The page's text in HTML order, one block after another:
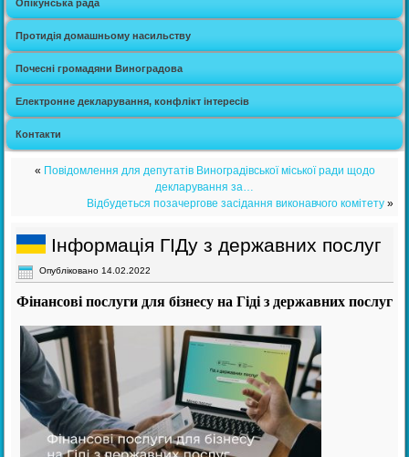
Опікунська рада
Протидія домашньому насильству
Почесні громадяни Виноградова
Електронне декларування, конфлікт інтересів
Контакти
« Повідомлення для депутатів Виноградівської міської ради щодо
декларування за…
Відбудеться позачергове засідання виконавчого комітету»
Інформація ГІДу з державних послуг
Опубліковано 14.02.2022
Фінансові послуги для бізнесу на Гіді з державних послуг